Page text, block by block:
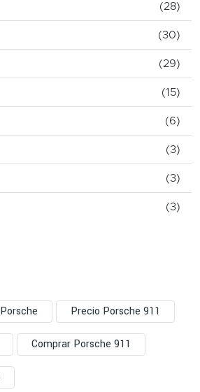
(28)
(30)
(29)
(15)
(6)
(3)
(3)
(3)
Porsche Precio Porsche 911
Comprar Porsche 911